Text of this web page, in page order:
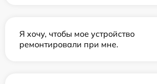
Я хочу, чтобы мое устройство
ремонтировали при мне.